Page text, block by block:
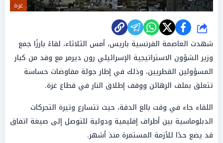
غزة
شارك
شهدت العاصمة الفرنسية باريس، أمس الثلاثاء، لقاءً بارزًا جمع
وزير الشؤون الاستراتيجية الإسرائيلي رون ديرمر مع وفد من كبار
المسؤولين القطريين، وذلك في إطار جولة مفاوضات حساسة
تتعلق بملف الرهائن ووقف إطلاق النار في قطاع غزة.
اللقاء جاء في وقت بالغ الدقة، حيث تتسارع وتيرة التحركات
الدبلوماسية بين أطراف إقليمية ودولية للتوصل إلى صيغة اتفاق
قد يضع حدًا للأزمة المستمرة منذ أشهر.